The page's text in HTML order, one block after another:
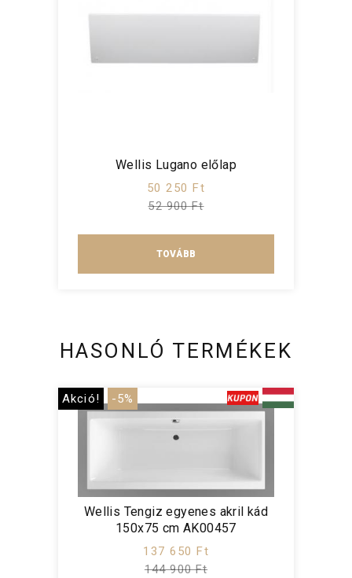
Wellis Lugano előlap
50 250 Ft
52 900 Ft
TOVÁBB
HASONLÓ TERMÉKEK
Akció! -5%
Wellis Tengiz egyenes akril kád
150x75 cm AK00457
137 650 Ft
144 900 Ft